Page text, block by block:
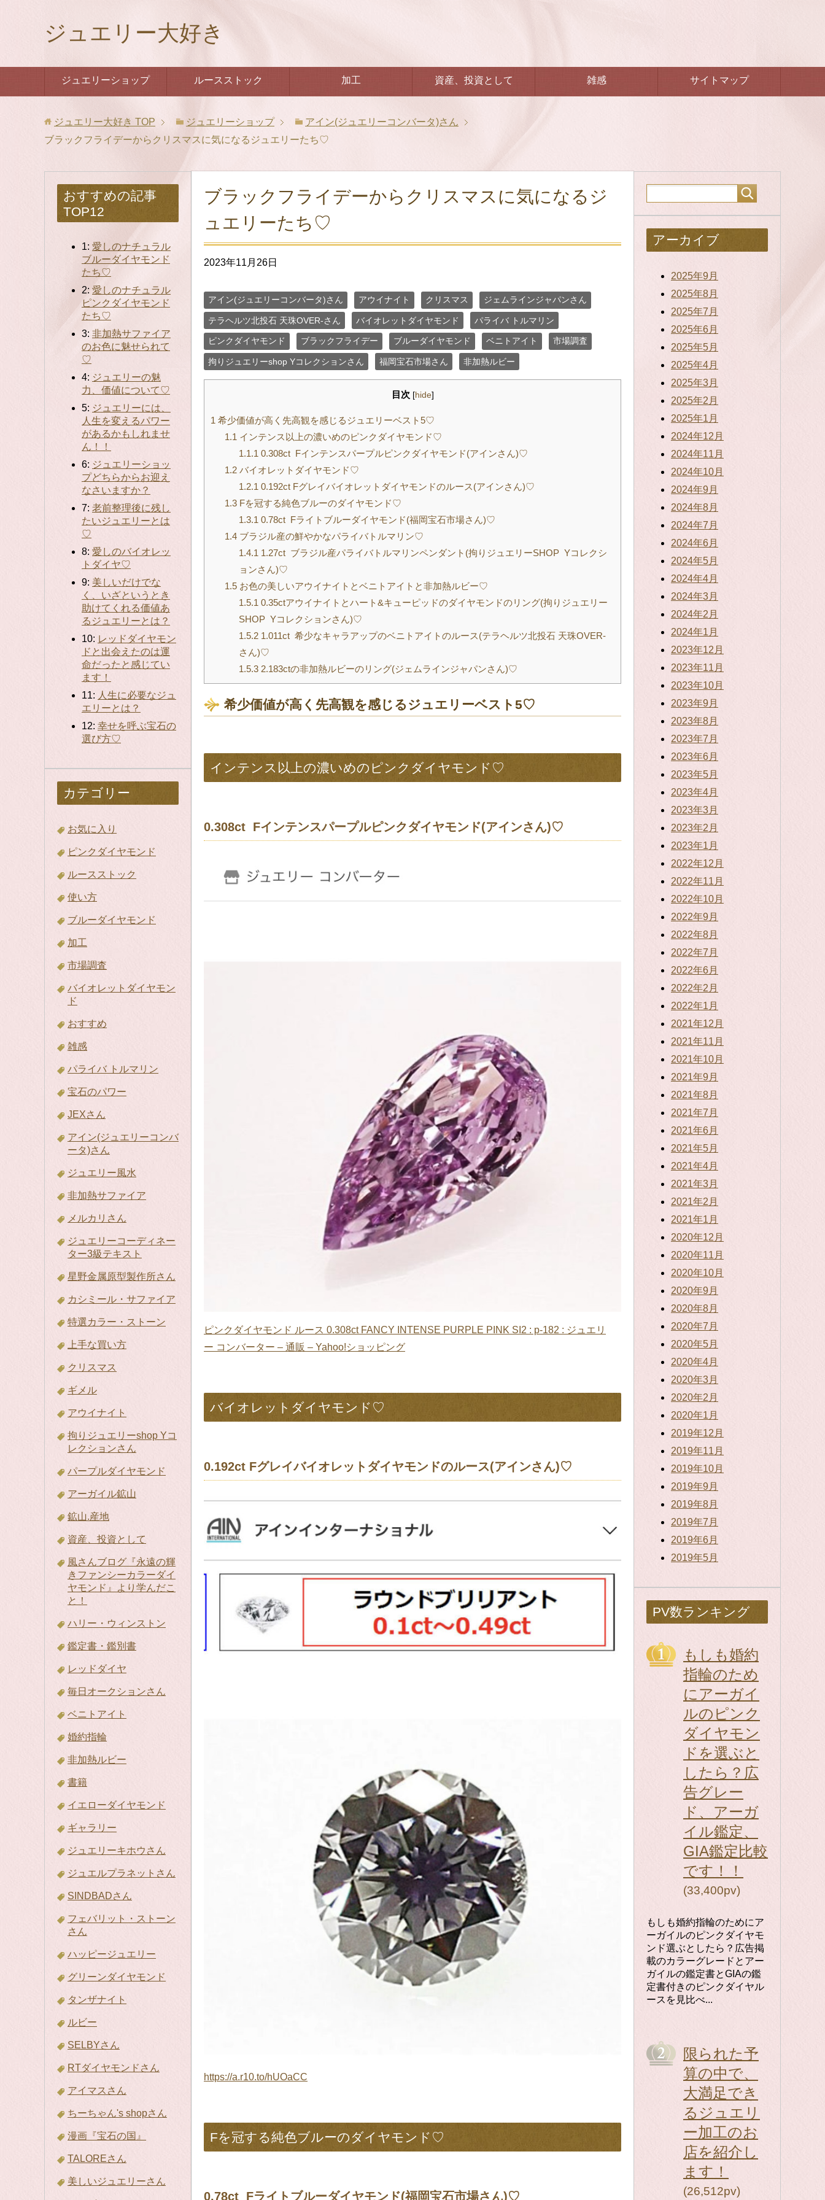
ジュエリー大好き
ジュエリーショップ ルースストック 加工 資産、投資として 雑感 サイトマップ
ジュエリー大好き TOP ジュエリーショップ
アイン(ジュエリーコンバータ)さん
ブラックフライデーからクリスマスに気になるジュエリーたち♡
おすすめの記事
TOP12
1: 愛しのナチュラル
ブルーダイヤモンド
たち♡
2: 愛しのナチュラル
ピンクダイヤモンド
たち♡
3: 非加熱サファイア
のお色に魅せられて
♡
4: ジュエリーの魅
力、価値について♡
5: ジュエリーには、
人生を変えるパワー
があるかもしれませ
ん！！
6: ジュエリーショッ
プどちらからお迎え
なさいますか？
7: 老前整理後に残し
たいジュエリーとは
♡
8: 愛しのバイオレッ
トダイヤ♡
9: 美しいだけでな
く、いざというとき
助けてくれる価値あ
るジュエリーとは？
10: レッドダイヤモン
ドと出会えたのは運
命だったと感じてい
ます！
11: 人生に必要なジュ
エリーとは？
12: 幸せを呼ぶ宝石の
選び方♡
カテゴリー
お気に入り
ピンクダイヤモンド
ルースストック
使い方
ブルーダイヤモンド
加工
市場調査
バイオレットダイヤモン
ド
おすすめ
雑感
パライバ トルマリン
宝石のパワー
JEXさん
アイン(ジュエリーコンバ
ータ)さん
ジュエリー風水
非加熱サファイア
メルカリさん
ジュエリーコーディネー
ター3級テキスト
星野金属原型製作所さん
カシミール・サファイア
特選カラー・ストーン
上手な買い方
クリスマス
ギメル
アウイナイト
拘りジュエリーshop Yコ
レクションさん
パープルダイヤモンド
アーガイル鉱山
鉱山.産地
資産、投資として
風さんブログ『永遠の輝
きファンシーカラーダイ
ヤモンド』より学んだこ
と！
ハリー・ウィンストン
鑑定書・鑑別書
レッドダイヤ
毎日オークションさん
ベニトアイト
婚約指輪
非加熱ルビー
書籍
イエローダイヤモンド
ギャラリー
ジュエリーキホウさん
ジュエルプラネットさん
SINDBADさん
フェバリット・ストーン
さん
ハッピージュエリー
グリーンダイヤモンド
タンザナイト
ルビー
SELBYさん
RTダイヤモンドさん
アイマスさん
ちーちゃん's shopさん
漫画『宝石の国』
TALOREさん
美しいジュエリーさん
ブラックフライデーからクリスマスに気になるジ
ュエリーたち♡
2023年11月26日
アイン(ジュエリーコンバータ)さん アウイナイト クリスマス ジェムラインジャパンさん
テラヘルツ北投石 天珠OVER-さん バイオレットダイヤモンド パライバ トルマリン
ピンクダイヤモンド ブラックフライデー ブルーダイヤモンド ベニトアイト 市場調査
拘りジュエリーshop Yコレクションさん 福岡宝石市場さん 非加熱ルビー
目次 [hide]
1 希少価値が高く先高観を感じるジュエリーベスト5♡
1.1 インテンス以上の濃いめのピンクダイヤモンド♡
1.1.1 0.308ct Fインテンスパープルピンクダイヤモンド(アインさん)♡
1.2バイオレットダイヤモンド♡
1.2.1 0.192ct Fグレイバイオレットダイヤモンドのルース(アインさん)♡
1.3Fを冠する純色ブルーのダイヤモンド♡
1.3.1 0.78ct Fライトブルーダイヤモンド(福岡宝石市場さん)♡
1.4ブラジル産の鮮やかなパライバトルマリン♡
1.4.1 1.27ct ブラジル産パライバトルマリンペンダント(拘りジュエリーSHOP Yコレクシ
ョンさん)♡
1.5お色の美しいアウイナイトとベニトアイトと非加熱ルビー♡
1.5.1 0.35ctアウイナイトとハート&キューピッドのダイヤモンドのリング(拘りジュエリー
SHOP Yコレクションさん)♡
1.5.21.011ct 希少なキャラアップのベニトアイトのルース(テラヘルツ北投石 天珠OVER-
さん)♡
1.5.32.183ctの非加熱ルビーのリング(ジェムラインジャパンさん)♡
希少価値が高く先高観を感じるジュエリーベスト5♡
インテンス以上の濃いめのピンクダイヤモンド♡
0.308ct Fインテンスパープルピンクダイヤモンド(アインさん)♡
ピンクダイヤモンド ルース 0.308ct FANCY INTENSE PURPLE PINK SI2 : p-182 : ジュエリ
ー コンバーター – 通販 – Yahoo!ショッピング
バイオレットダイヤモンド♡
0.192ct Fグレイバイオレットダイヤモンドのルース(アインさん)♡
https://a.r10.to/hUOaCC
Fを冠する純色ブルーのダイヤモンド♡
0.78ct Fライトブルーダイヤモンド(福岡宝石市場さん)♡
アーカイブ
2025年9月
2025年8月
2025年7月
2025年6月
2025年5月
2025年4月
2025年3月
2025年2月
2025年1月
2024年12月
2024年11月
2024年10月
2024年9月
2024年8月
2024年7月
2024年6月
2024年5月
2024年4月
2024年3月
2024年2月
2024年1月
2023年12月
2023年11月
2023年10月
2023年9月
2023年8月
2023年7月
2023年6月
2023年5月
2023年4月
2023年3月
2023年2月
2023年1月
2022年12月
2022年11月
2022年10月
2022年9月
2022年8月
2022年7月
2022年6月
2022年2月
2022年1月
2021年12月
2021年11月
2021年10月
2021年9月
2021年8月
2021年7月
2021年6月
2021年5月
2021年4月
2021年3月
2021年2月
2021年1月
2020年12月
2020年11月
2020年10月
2020年9月
2020年8月
2020年7月
2020年5月
2020年4月
2020年3月
2020年2月
2020年1月
2019年12月
2019年11月
2019年10月
2019年9月
2019年8月
2019年7月
2019年6月
2019年5月
PV数ランキング
もしも婚約
指輪のため
にアーガイ
ルのピンク
ダイヤモン
ドを選ぶと
したら？広
告グレー
ド、アーガ
イル鑑定、
GIA鑑定比較
です！！
(33,400pv)
もしも婚約指輪のためにア
ーガイルのピンクダイヤモ
ンド選ぶとしたら？広告掲
載のカラーグレードとアー
ガイルの鑑定書とGIAの鑑
定書付きのピンクダイヤル
ースを見比べ...
限られた予
算の中で、
大満足でき
るジュエリ
ー加工のお
店を紹介し
ます！
(26,512pv)